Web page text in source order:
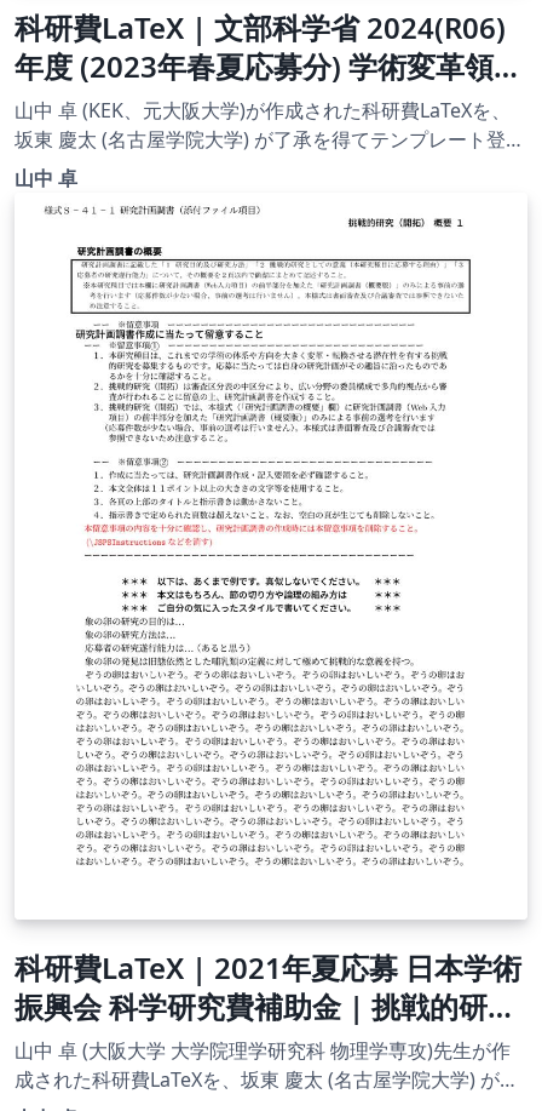
科研費LaTeX | 文部科学省 2024(R06)
年度 (2023年春夏応募分) 学術変革領域
研究 | 学術変革領域研究(B) (計画研究)
| 2023.04.21
山中 卓 (KEK、元大阪大学)が作成された科研費LaTeXを、
坂東 慶太 (名古屋学院大学) が了承を得てテンプレート登録
しています。 詳細はこちら↓をご確認ください。
山中 卓
科研費LaTeX | 2021年夏応募 日本学術
振興会 科学研究費補助金 | 挑戦的研究
(開拓)概要 | 2021.08.03
山中 卓 (大阪大学 大学院理学研究科 物理学専攻)先生が作
成された科研費LaTeXを、坂東 慶太 (名古屋学院大学) が了